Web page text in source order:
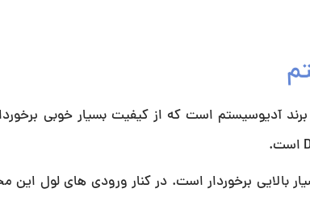
آدیوسیستم است که از کیفیت بسیار خوبی
است که از کیفیت بسیار بالایی برخوردار است. در کنار ورودی های